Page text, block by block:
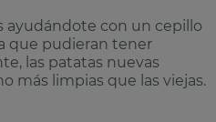
ayudándote con un cepillo
que pudieran tener
las patatas nuevas
más limpias que las viejas.